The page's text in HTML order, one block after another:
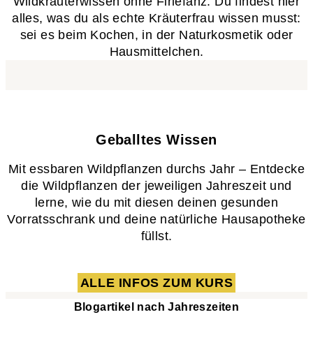
alles, was du als echte Kräuterfrau wissen musst:
sei es beim Kochen, in der Naturkosmetik oder
Hausmittelchen.
Geballtes Wissen​
Mit essbaren Wildpflanzen durchs Jahr – Entdecke
die Wildpflanzen der jeweiligen Jahreszeit und
lerne, wie du mit diesen deinen gesunden
Vorratsschrank und deine natürliche Hausapotheke
füllst.
ALLE INFOS ZUM KURS
Blogartikel nach Jahreszeiten